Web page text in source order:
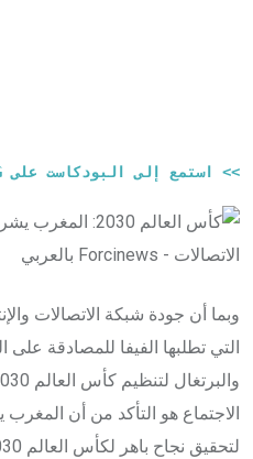
>> استمع إلى البودكاست على 5G في المغرب
وبما أن جودة شبكة الاتصالات
التي تطلبها الفيفا للمصادقة
لتحقيق نجاح باهر لكأس العالم 2030.